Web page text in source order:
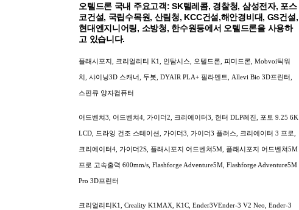
오텔드론 국내 주요고객: SK텔레콤, 경찰청, 삼성전자, 포스
코건설, 국립수목원, 산림청, KCC건설,해안경비대, GS건설,
현대엔지니어링, 소방청, 한수원등에서 오텔드론을 사용하
고 있습니다.
플래시포지, 크리얼리티 K1, 인탐시스, 오텔드론, 피미드론, Mobvoi틱워
치, 샤이닝3D 스캐너, 두봇, DYAIR PLA+ 필라멘트, Allevi Bio 3D프린터,
스핀큐 양자컴퓨터
어드벤쳐3, 어드벤쳐4, 가이더2, 크리에이터3, 헌터 DLP레진, 포토 9.25 6K
LCD, 드라잉 건조 스테이션, 가이더3, 가이더3 플러스, 크리에이터 3 프로,
크리에이터4, 가이더2S, 플래시포지 어드벤쳐5M, 플래시포지 어드벤쳐5M
프로 고속출력 600mm/s, Flashforge Adventure5M, Flashforge Adventure5M
Pro 3D프린터
크리얼리티K1, Creality K1MAX, K1C, Ender3VEnder-3 V2 Neo, Ender-3